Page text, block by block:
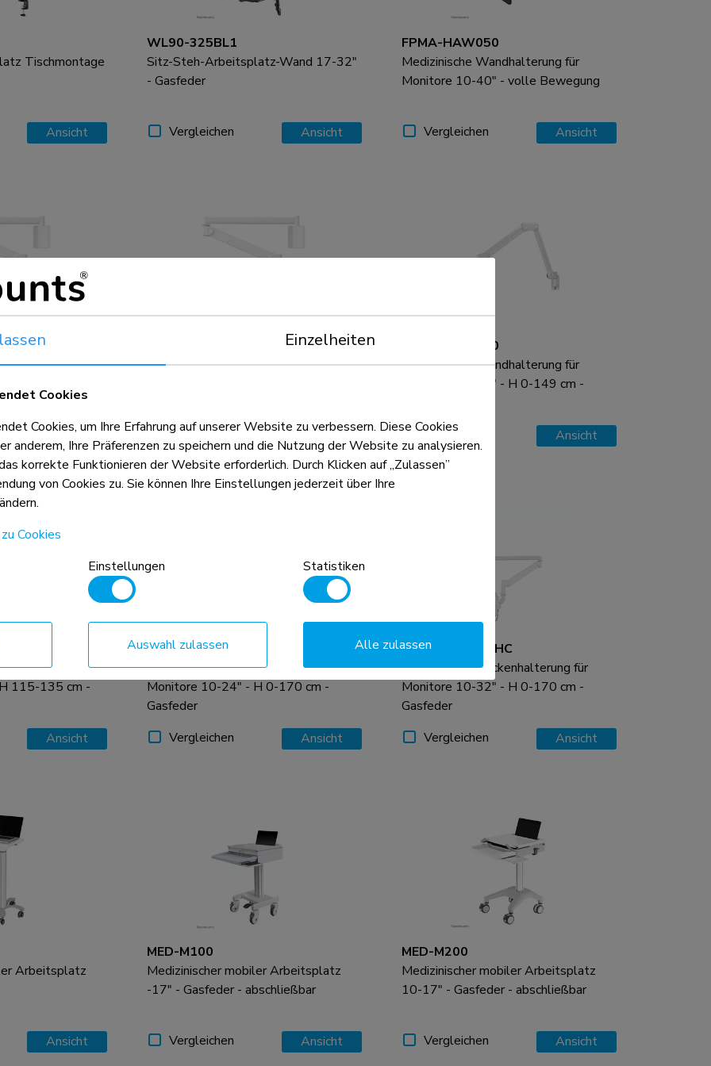
Tischmontage
Ansicht
WL90-325BL1
Sitz-Steh-Arbeitsplatz-Wand 17-32"
- Gasfeder
Vergleichen Ansicht
FPMA-HAW050
Medizinische Wandhalterung für
Monitore 10-40" - volle Bewegung
Vergleichen Ansicht
für
Ansicht
Medizinische Wandhalterung für
Vergleichen
Ansicht
FPMA-HAW200
Medizinische Wandhalterung für
Monitore 10-27" - H 0-149 cm -
Vergleichen
Ansicht
für
115-135 cm -
Ansicht
FPMA-HAC100
Medizinische Deckenhalterung für
Monitore 10-24" - H 0-170 cm -
Gasfeder
Vergleichen
Ansicht
FPMA-HAC100HC
Medizinische Deckenhalterung für
Monitore 10-32" - H 0-170 cm -
Gasfeder
Vergleichen
Ansicht
Arbeitsplatz
Ansicht
MED-M100
Medizinischer mobiler Arbeitsplatz
-17" - Gasfeder - abschließbar
Vergleichen Ansicht
MED-M200
Medizinischer mobiler Arbeitsplatz
10-17" - Gasfeder - abschließbar
Vergleichen Ansicht
Einzelheiten
Cookies
Cookies, um Ihre Erfahrung auf unserer Website zu verbessern. Diese Cookies
anderem, Ihre Präferenzen zu speichern und die Nutzung der Website zu analysieren.
korrekte Funktionieren der Website erforderlich. Durch Klicken auf „Zulassen”
von Cookies zu. Sie können Ihre Einstellungen jederzeit über Ihre
Cookies
Einstellungen Statistiken
Auswahl zulassen Alle zulassen